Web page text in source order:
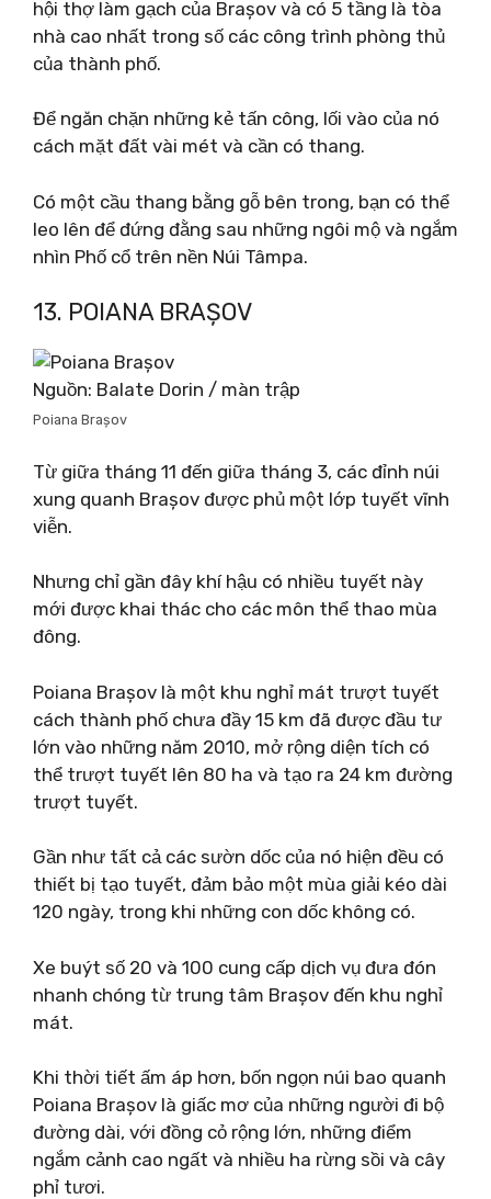
hội thợ làm gạch của Brașov và có 5 tầng là tòa
nhà cao nhất trong số các công trình phòng thủ
của thành phố.
Để ngăn chặn những kẻ tấn công, lối vào của nó
cách mặt đất vài mét và cần có thang.
Có một cầu thang bằng gỗ bên trong, bạn có thể
leo lên để đứng đằng sau những ngôi mộ và ngắm
nhìn Phố cổ trên nền Núi Tâmpa.
13. POIANA BRAȘOV
Nguồn: Balate Dorin / màn trập
Poiana Brașov
Từ giữa tháng 11 đến giữa tháng 3, các đỉnh núi
xung quanh Brașov được phủ một lớp tuyết vĩnh
viễn.
Nhưng chỉ gần đây khí hậu có nhiều tuyết này
mới được khai thác cho các môn thể thao mùa
đông.
Poiana Brașov là một khu nghỉ mát trượt tuyết
cách thành phố chưa đầy 15 km đã được đầu tư
lớn vào những năm 2010, mở rộng diện tích có
thể trượt tuyết lên 80 ha và tạo ra 24 km đường
trượt tuyết.
Gần như tất cả các sườn dốc của nó hiện đều có
thiết bị tạo tuyết, đảm bảo một mùa giải kéo dài
120 ngày, trong khi những con dốc không có.
Xe buýt số 20 và 100 cung cấp dịch vụ đưa đón
nhanh chóng từ trung tâm Brașov đến khu nghỉ
mát.
Khi thời tiết ấm áp hơn, bốn ngọn núi bao quanh
Poiana Brașov là giấc mơ của những người đi bộ
đường dài, với đồng cỏ rộng lớn, những điểm
ngắm cảnh cao ngất và nhiều ha rừng sồi và cây
phỉ tươi.